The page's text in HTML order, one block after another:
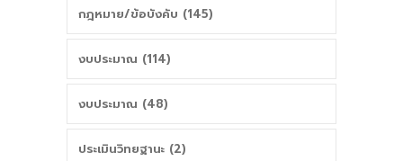
กฎหมาย/ข้อบังคับ (145)
งบประมาณ (114)
งบประมาณ (48)
ประเมินวิทยฐานะ (2)